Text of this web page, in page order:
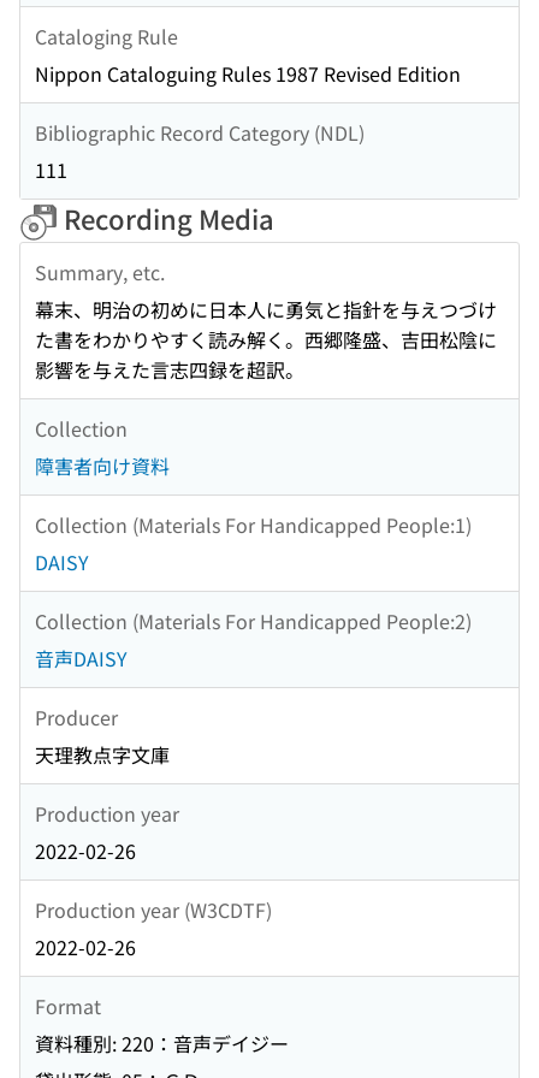
Cataloging Rule
Nippon Cataloguing Rules 1987 Revised Edition
Bibliographic Record Category (NDL)
111
Recording Media
Summary, etc.
幕末、明治の初めに日本人に勇気と指針を与えつづけ
た書をわかりやすく読み解く。西郷隆盛、吉田松陰に
影響を与えた言志四録を超訳。
Collection
障害者向け資料
Collection (Materials For Handicapped People:1)
DAISY
Collection (Materials For Handicapped People:2)
音声DAISY
Producer
天理教点字文庫
Production year
2022-02-26
Production year (W3CDTF)
2022-02-26
Format
資料種別: 220：音声デイジー